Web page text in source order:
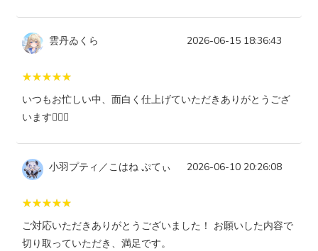
雲丹ゐくら 2026-06-15 18:36:43
いつもお忙しい中、面白く仕上げていただきありがとうござ
います🙇‍♀️✨
小羽プティ／こはね ぷてぃ 2026-06-10 20:26:08
ご対応いただきありがとうございました！ お願いした内容で
切り取っていただき、満足です。